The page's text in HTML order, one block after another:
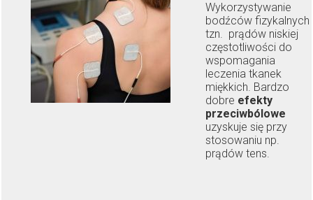
Wykorzystywanie
bodźców fizykalnych
tzn. prądów niskiej
częstotliwości do
wspomagania
leczenia tkanek
miękkich. Bardzo
dobre efekty
przeciwbólowe
uzyskuje się przy
stosowaniu np.
prądów tens.